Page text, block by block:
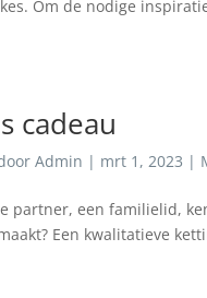
Om de nodige
cadeau
Admin | mrt 1, 2023 |
partner, een familielid,
Een kwalitatieve